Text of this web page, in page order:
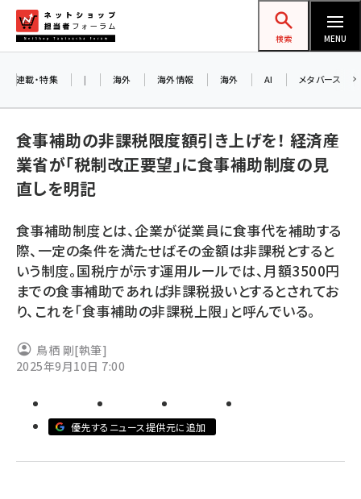
ン
ネットショップ担当者フォーラム
検索 MENU
amazon (2258)
楽天 (1874)
ecbeing (1211)
アスクル (1122)
ビィ・フォアード (777)
連載・特集 | 海外 海外情報 海外 AI メタバース
食事補助の非課税限度額引き上げを！ 経済産
業省が「税制改正要望」に食事補助制度の見
直しを明記
食事補助制度とは、企業が従業員に食事代を補助する
際、一定の条件を満たせばその金額は非課税とすると
いう制度。国税庁が示す運用ルールでは、月額3500円
までの食事補助であれば非課税扱いとするとされてお
り、これを「食事補助の非課税上限」と呼んでいる。
鳥栖 剛[執筆]
2025年9月10日 7:00
優先するニュース提供元に追加
AI
アル
交流